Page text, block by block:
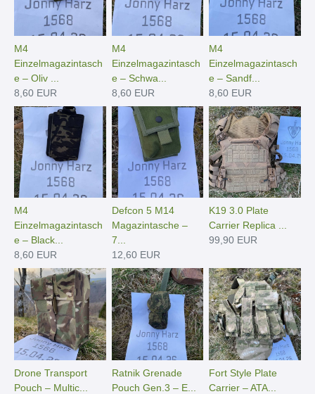
M4
Einzelmagazintasch
e – Oliv ...
8,60 EUR
M4
Einzelmagazintasch
e – Schwa...
8,60 EUR
M4
Einzelmagazintasch
e – Sandf...
8,60 EUR
M4
Einzelmagazintasch
e – Black...
8,60 EUR
Defcon 5 M14
Magazintasche –
7...
12,60 EUR
K19 3.0 Plate
Carrier Replica ...
99,90 EUR
Drone Transport
Pouch – Multic...
Ratnik Grenade
Pouch Gen.3 – E...
Fort Style Plate
Carrier – ATA...